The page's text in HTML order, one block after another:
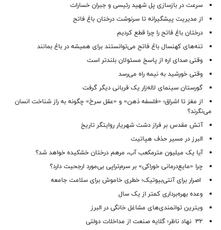
سرعت در بازسازی پل شهید رئیسی و جبران خسارات
از مدیریت پیشگیرانه تا سرنوشت درختان باغ فاتح
درختان باغ فاتح را چرا قطع کردیم
تنه‌های کهنسال باغ فاتح می‌توانستند برای همیشه در باغ بمانند
وقتی صدای اره از پاسخ مسئولان بلندتر است
وقتی خورشید به نیمه راه می‌رسد
گورستان سینمای لاله‌زار یک قربانی دیگر گرفت
از مغز تا اشراق؛ «فلسفه ذهن» و «عقل سرخ» چگونه به راز شناخت انسان
می‌نگرند؟
آتش مقدس بر فراز دشت شهریار روایتگر تاریخ
البرز در مسیر حذف هپاتیت
آیا یک میلیون مترمکعب آب، مرهم درختان خشکیده خواهد شد؟
چرا «مایع‌درمانی خوراکی» بر سرم‌تراپی بی‌مورد ارجحیت دارد؟
اصرار برای آنتی‌بیوتیک؛ خطری خاموش برای سلامت جامعه
وعده بهره‌برداری کمتر از یک سال
ویترین توانمندی‌های مشاغل خانگی در البرز
۳۲ نهاد ناظر؛ گلایه صنعت از مداخلات دولتی